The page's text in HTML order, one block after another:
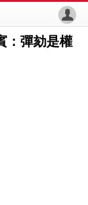
：彈劾是權